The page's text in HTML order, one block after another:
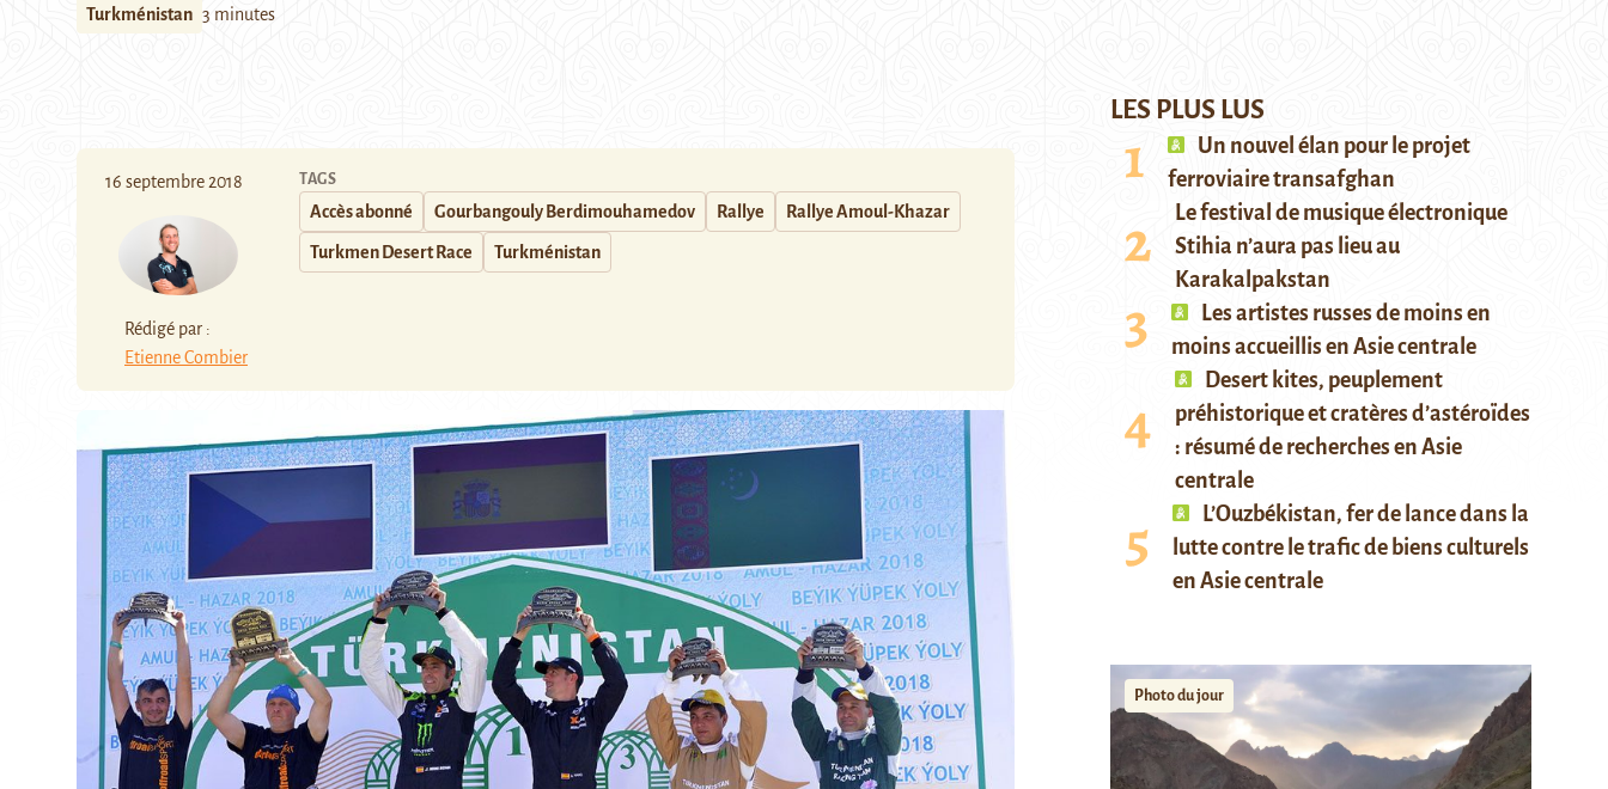
Turkménistan 3 minutes
16 septembre 2018
Rédigé par :
Etienne Combier
TAGS
Accès abonné Gourbangouly Berdimouhamedov Rallye Rallye Amoul-Khazar
Turkmen Desert Race Turkménistan
LES PLUS LUS
Un nouvel élan pour le projet
ferroviaire transafghan
Le festival de musique électronique
Stihia n’aura pas lieu au
Karakalpakstan
Les artistes russes de moins en
moins accueillis en Asie centrale
Desert kites, peuplement
préhistorique et cratères d’astéroïdes
: résumé de recherches en Asie
centrale
L’Ouzbékistan, fer de lance dans la
lutte contre le trafic de biens culturels
en Asie centrale
Photo du jour